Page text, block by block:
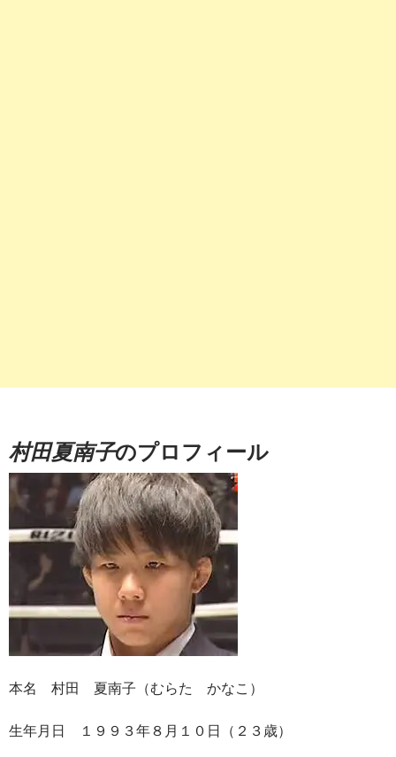
村田夏南子のプロフィール
本名 村田 夏南子（むらた かなこ）
生年月日 １９９３年８月１０日（２３歳）